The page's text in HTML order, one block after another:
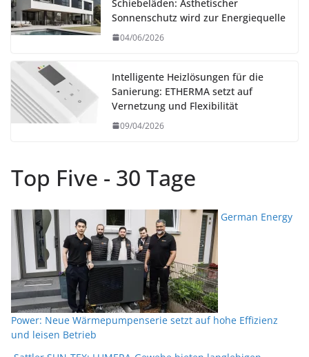
Schiebeläden: Ästhetischer
Sonnenschutz wird zur Energiequelle
04/06/2026
Intelligente Heizlösungen für die
Sanierung: ETHERMA setzt auf
Vernetzung und Flexibilität
09/04/2026
Top Five - 30 Tage
German Energy
Power: Neue Wärmepumpenserie setzt auf hohe Effizienz
und leisen Betrieb